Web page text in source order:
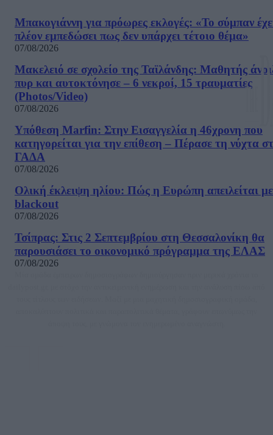
Μπακογιάννη για πρόωρες εκλογές: «Το σύμπαν
πλέον εμπεδώσει πως δεν υπάρχει τέτοιο θέμα»
07/08/2026
Μακελειό σε σχολείο της Ταϊλάνδης: Μαθητής
πυρ και αυτοκτόνησε – 6 νεκροί, 15 τραυματίες
(Photos/Video)
07/08/2026
Υπόθεση Marfin: Στην Εισαγγελία η 46χρονη που
κατηγορείται για την επίθεση – Πέρασε τη νύχτα
ΓΑΔΑ
07/08/2026
Ολική έκλειψη ηλίου: Πώς η Ευρώπη απειλείται με
blackout
07/08/2026
Τσίπρας: Στις 2 Σεπτεμβρίου στη Θεσσαλονίκη θα
παρουσιάσει το οικονομικό πρόγραμμα της ΕΛΑΣ
07/08/2026